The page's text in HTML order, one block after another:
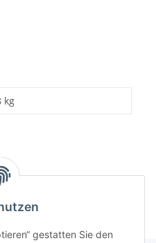
gestatten Sie den
kg